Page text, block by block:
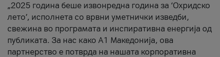
„2025 година беше извонредна година за ‘Охридско
лето’, исполнета со врвни уметнички изведби,
свежина во програмата и инспиративна енергија од
публиката. За нас како A1 Македонија, ова
партнерство е потврда на нашата корпоративна